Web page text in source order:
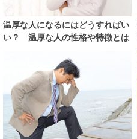
温厚な人になるにはどうすればい
い？ 温厚な人の性格や特徴とは